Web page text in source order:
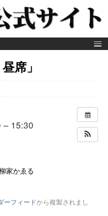
席」
– 15:30
家かゑる
ーフィードから複製されまし